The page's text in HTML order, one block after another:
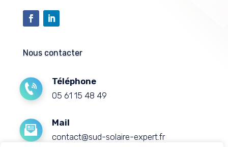
Nous contacter
Téléphone
05 61 15 48 49
Mail
contact@sud-solaire-expert.fr